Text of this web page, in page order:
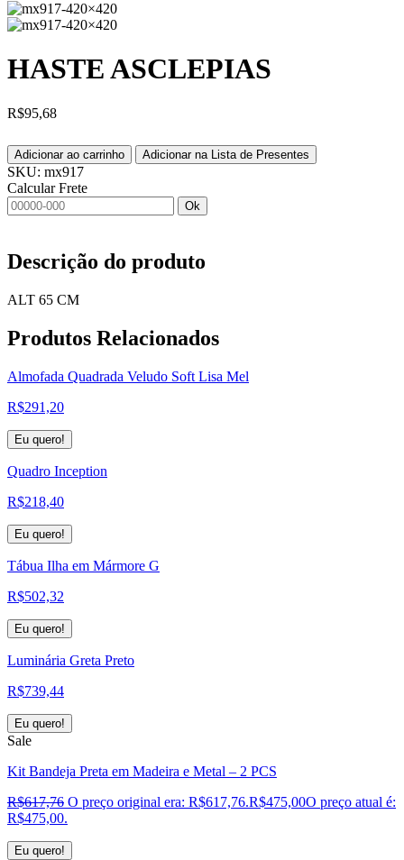
HASTE ASCLEPIAS
R$95,68
Adicionar ao carrinho Adicionar na Lista de Presentes
SKU: mx917
Calcular Frete
Ok
Descrição do produto
ALT 65 CM
Produtos Relacionados
Almofada Quadrada Veludo Soft Lisa Mel
R$291,20
Eu quero!
Quadro Inception
R$218,40
Eu quero!
Tábua Ilha em Mármore G
R$502,32
Eu quero!
Luminária Greta Preto
R$739,44
Eu quero!
Sale
Kit Bandeja Preta em Madeira e Metal – 2 PCS
R$617,76 O preço original era: R$617,76.R$475,00O preço atual é:
R$475,00.
Eu quero!